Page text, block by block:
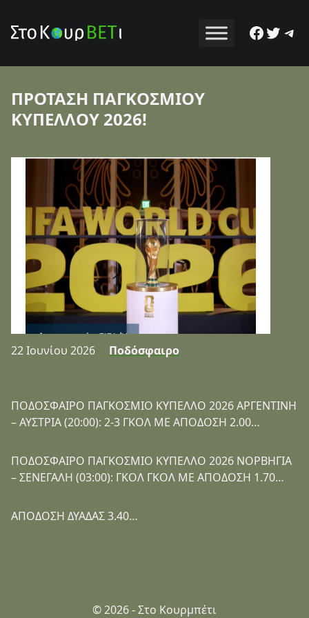
ΠΡΟΤΑΣΗ ΠΑΓΚΟΣΜΙΟΥ
ΚΥΠΕΛΛΟΥ 2026!
22 Ιουνίου 2026 Ποδόσφαιρο
ΠΟΔΟΣΦΑΙΡΟ ΠΑΓΚΟΣΜΙΟ ΚΥΠΕΛΛΟ 2026 ΑΡΓΕΝΤΙΝΗ
– ΑΥΣΤΡΙΑ (20:00): 2-3 ΓΚΟΛ ΜΕ ΑΠΟΔΟΣΗ 2.00…
ΠΟΔΟΣΦΑΙΡΟ ΠΑΓΚΟΣΜΙΟ ΚΥΠΕΛΛΟ 2026 ΝΟΡΒΗΓΙΑ
– ΣΕΝΕΓΑΛΗ (03:00): ΓΚΟΛ ΓΚΟΛ ΜΕ ΑΠΟΔΟΣΗ 1.70…
ΑΠΟΔΟΣΗ ΔΥΑΔΑΣ 3.40…
© 2026 - Στο Κουρμπέτι